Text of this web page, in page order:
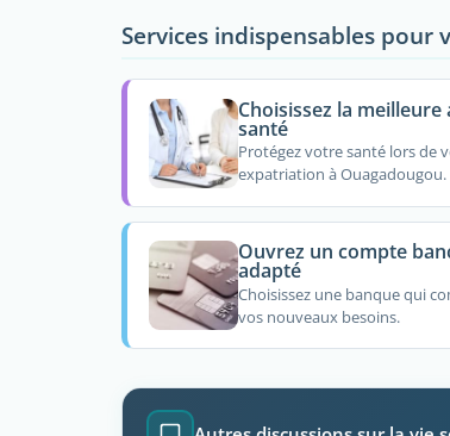
Services indispensables
Choisissez la meilleure
santé
Protégez votre santé lors de
expatriation à Ouagadougou.
Ouvrez un compte
adapté
Choisissez une banque qui
vos nouveaux besoins.